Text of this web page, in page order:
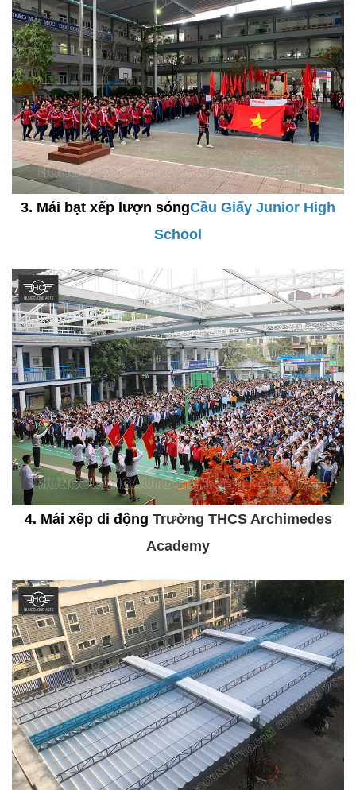
3. Mái bạt xếp lượn sóngCầu Giấy Junior High
School
4. Mái xếp di động Trường THCS Archimedes
Academy